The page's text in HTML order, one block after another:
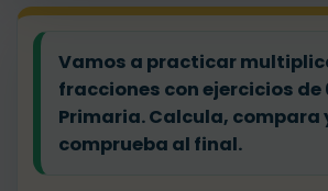
Vamos a practicar
fracciones con ejercicios de
Primaria. Calcula, compara
comprueba al final.